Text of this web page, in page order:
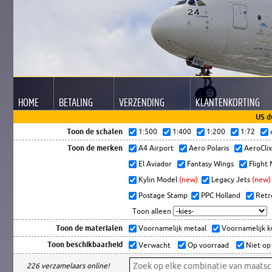
HOME BETALING VERZENDING KLANTENKORTING
US
Toon de schalen
1:500 1:400 1:200 1:72
Toon de merken A4 Airport Aero Polaris
El Aviador
Fantasy Wings
Flight
Kylin Model (new) Legacy Jets (new)
Postage Stamp
PPC Holland
Toon alleen
Toon de materialen Voornamelijk metaal Voornamelijk
Toon beschikbaarheid Verwacht Op voorraad Niet
226 verzamelaars online!